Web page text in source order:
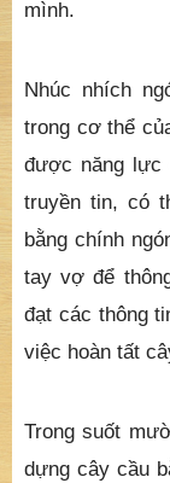
mình.
Nhúc nhích
trong cơ thể
được năng lực
truyền tin, có
bằng chính
tay vợ để
đạt các thông
việc hoàn tất
Trong suốt
dựng cây cầu